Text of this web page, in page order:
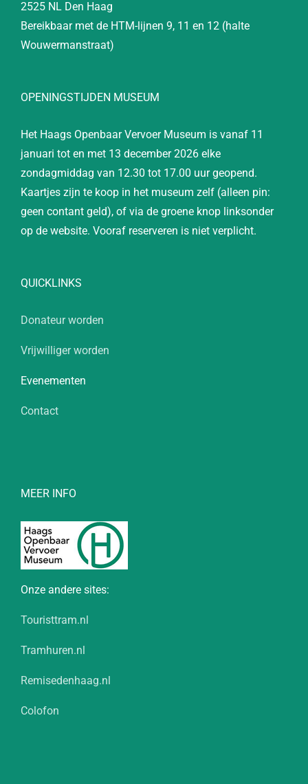
2525 NL Den Haag
Bereikbaar met de HTM-lijnen 9, 11 en 12 (halte
Wouwermanstraat)
OPENINGSTIJDEN MUSEUM
Het Haags Openbaar Vervoer Museum is vanaf 11
januari tot en met 13 december 2026 elke
zondagmiddag van 12.30 tot 17.00 uur geopend.
Kaartjes zijn te koop in het museum zelf (alleen pin:
geen contant geld), of via de groene knop linksonder
op de website. Vooraf reserveren is niet verplicht.
QUICKLINKS
Donateur worden
Vrijwilliger worden
Evenementen
Contact
MEER INFO
Onze andere sites:
Touristtram.nl
Tramhuren.nl
Remisedenhaag.nl
Colofon